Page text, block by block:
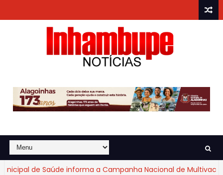
de Saúde informa a Campanha Nacional de